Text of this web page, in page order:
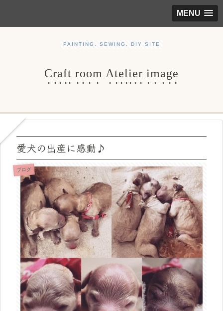
MENU
PAINTING. SEWING. DIY SITE
Craft room Atelier image
愛犬の出産に感動♪
ブログ